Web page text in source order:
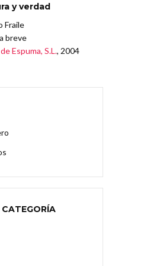
y verdad
Fraile
breve
Espuma, S.L., 2004